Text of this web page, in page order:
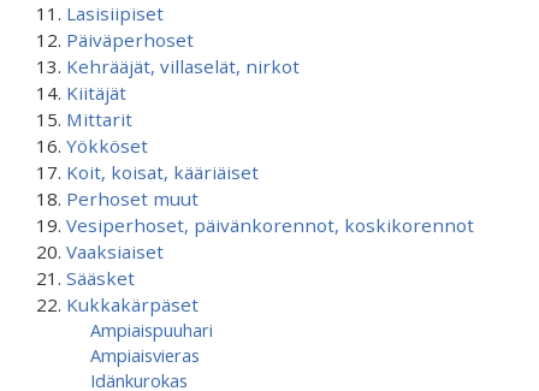
Lasisiipiset
Päiväperhoset
Kehrääjät, villaselät, nirkot
Kiitäjät
Mittarit
Yökköset
Koit, koisat, kääriäiset
Perhoset muut
Vesiperhoset, päivänkorennot, koskikorennot
Vaaksiaiset
Sääsket
Kukkakärpäset
Ampiaispuuhari
Ampiaisvieras
Idänkurokas